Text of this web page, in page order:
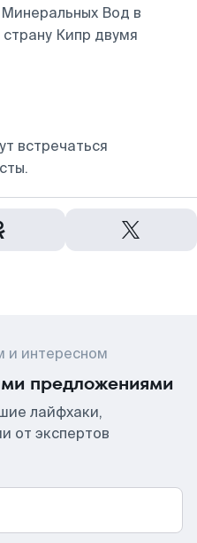
Вод в
Кипр двумя
встречаться
и интересном
предложениями
лайфхаки,
от экспертов